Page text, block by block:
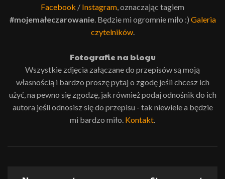
Facebook / Instagram, oznaczając tagiem
#mojemałeczarowanie. Będzie mi ogromnie miło :) Galeria
czytelników.
Fotografie na blogu
Wszystkie zdjęcia załączane do przepisów są moją
własnością i bardzo proszę pytaj o zgodę jeśli chcesz ich
użyć, na pewno się zgodzę, jak również podaj odnośnik do ich
autora jeśli odnosisz się do przepisu - tak niewiele a będzie
mi bardzo miło. Kontakt.